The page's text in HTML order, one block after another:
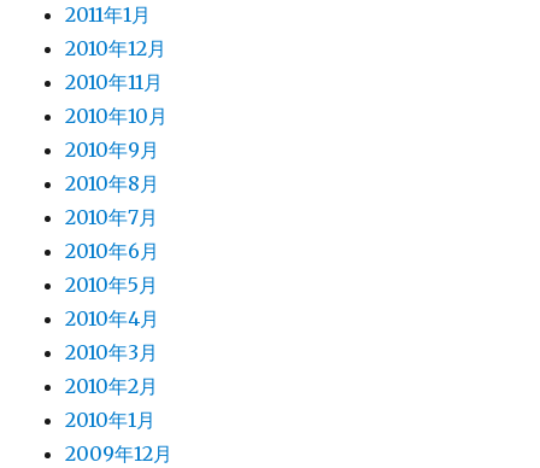
2011年1月
2010年12月
2010年11月
2010年10月
2010年9月
2010年8月
2010年7月
2010年6月
2010年5月
2010年4月
2010年3月
2010年2月
2010年1月
2009年12月